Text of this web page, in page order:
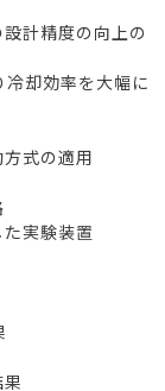
計精度の向上の
却効率を大幅に
式の適用
実験装置